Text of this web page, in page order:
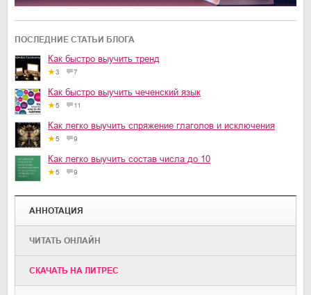
ПОСЛЕДНИЕ СТАТЬИ БЛОГА
Как быстро выучить тренд
3 7
Как быстро выучить чеченский язык
5 11
Как легко выучить спряжение глаголов и исключения
5 9
Как легко выучить состав числа до 10
5 9
АННОТАЦИЯ
ЧИТАТЬ ОНЛАЙН
CКАЧАТЬ НА ЛИТРЕС